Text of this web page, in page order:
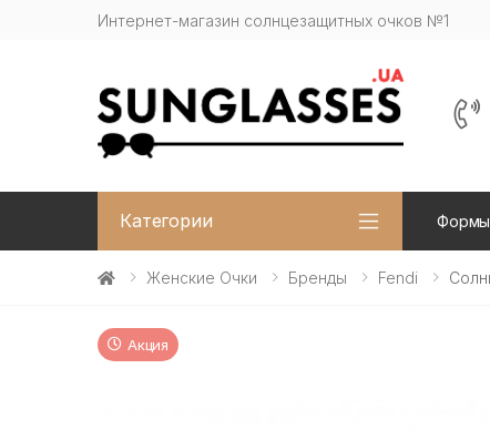
Интернет-магазин солнцезащитных очков №1
Категории Формы
Женские Очки Бренды Fendi
Акция